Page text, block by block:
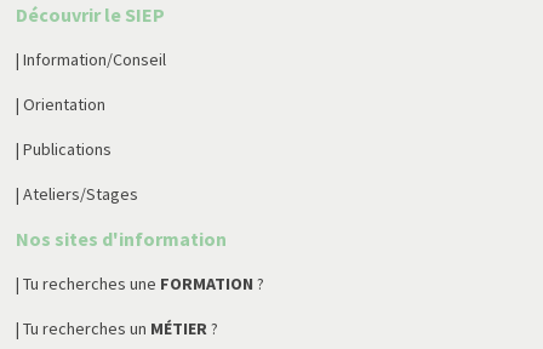
Découvrir le SIEP
| Information/Conseil
| Orientation
| Publications
| Ateliers/Stages
Nos sites d'information
| Tu recherches une FORMATION ?
| Tu recherches un MÉTIER?